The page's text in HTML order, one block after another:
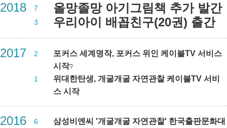
2018 7 올망졸망 아기그림책 추가 발간
3 우리아이 배꼽친구(20권) 출간
2017 2
포커스 세계명작, 포커스 위인 케이블TV 서비스
시작?
1
위대한탄생, 개굴개굴 자연관찰 케이블TV 서비
스 시작
2016 6
삼성비엔씨 '개굴개굴 자연관찰' 한국출판문화대